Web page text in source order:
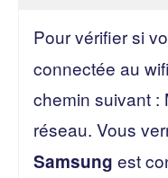
Pour vérifier si
connectée au
chemin suivant :
réseau. Vous
Samsung est